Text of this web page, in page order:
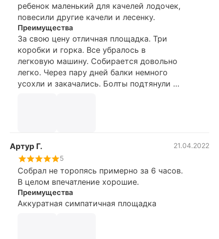
ребенок маленький для качелей лодочек,
повесили другие качели и лесенку.
Преимущества
За свою цену отличная площадка. Три
коробки и горка. Все убралось в
легковую машину. Собирается довольно
легко. Через пару дней балки немного
усохли и закачались. Болты подтянули и
Артур Г.
21.04.2022
5
Собрал не торопясь примерно за 6 часов.
В целом впечатление хорошие.
Преимущества
Аккуратная симпатичная площадка